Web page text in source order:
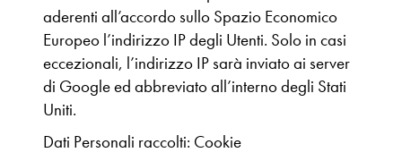
aderenti all’accordo sullo Spazio Economico
Europeo l’indirizzo IP degli Utenti. Solo in casi
eccezionali, l’indirizzo IP sarà inviato ai server
di Google ed abbreviato all’interno degli Stati
Uniti.
Dati Personali raccolti: Cookie